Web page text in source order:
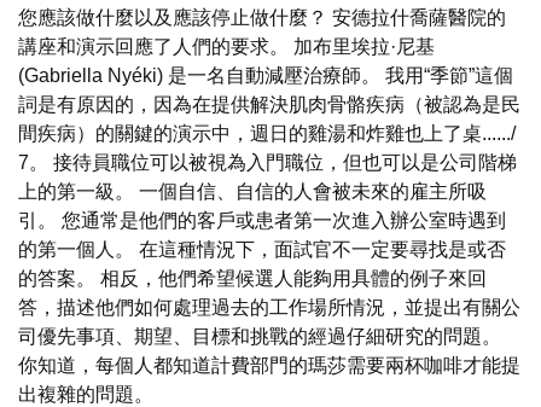
您應該做什麼以及應該停止做什麼？ 安德拉什喬薩醫院的
講座和演示回應了人們的要求。 加布里埃拉·尼基
(Gabriella Nyéki) 是一名自動減壓治療師。 我用“季節”這個
詞是有原因的，因為在提供解決肌肉骨骼疾病（被認為是民
間疾病）的關鍵的演示中，週日的雞湯和炸雞也上了桌....../
7。 接待員職位可以被視為入門職位，但也可以是公司階梯
上的第一級。 一個自信、自信的人會被未來的雇主所吸
引。 您通常是他們的客戶或患者第一次進入辦公室時遇到
的第一個人。 在這種情況下，面試官不一定要尋找是或否
的答案。 相反，他們希望候選人能夠用具體的例子來回
答，描述他們如何處理過去的工作場所情況，並提出有關公
司優先事項、期望、目標和挑戰的經過仔細研究的問題。
你知道，每個人都知道計費部門的瑪莎需要兩杯咖啡才能提
出複雜的問題。